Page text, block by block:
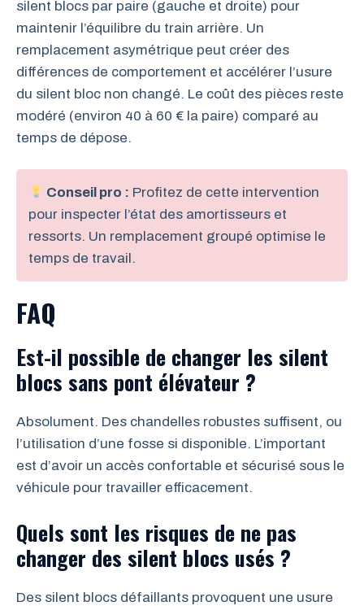
silent blocs par paire (gauche et droite) pour
maintenir l’équilibre du train arrière. Un
remplacement asymétrique peut créer des
différences de comportement et accélérer l’usure
du silent bloc non changé. Le coût des pièces reste
modéré (environ 40 à 60 € la paire) comparé au
temps de dépose.
Conseil pro : Profitez de cette intervention
pour inspecter l’état des amortisseurs et
ressorts. Un remplacement groupé optimise le
temps de travail.
FAQ
Est-il possible de changer les silent
blocs sans pont élévateur ?
Absolument. Des chandelles robustes suffisent, ou
l’utilisation d’une fosse si disponible. L’important
est d’avoir un accès confortable et sécurisé sous le
véhicule pour travailler efficacement.
Quels sont les risques de ne pas
changer des silent blocs usés ?
Des silent blocs défaillants provoquent une usure